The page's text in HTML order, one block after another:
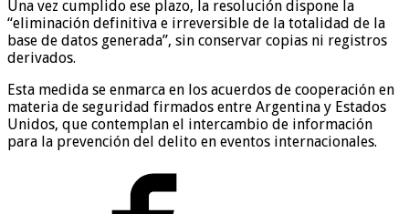
Una vez cumplido ese plazo, la resolución dispone la
“eliminación definitiva e irreversible de la totalidad de la
base de datos generada”, sin conservar copias ni registros
derivados.
Esta medida se enmarca en los acuerdos de cooperación en
materia de seguridad firmados entre Argentina y Estados
Unidos, que contemplan el intercambio de información
para la prevención del delito en eventos internacionales.